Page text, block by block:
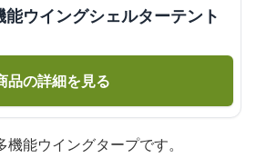
ウイングシェルターテント
品の詳細を見る
能ウイングタープです。